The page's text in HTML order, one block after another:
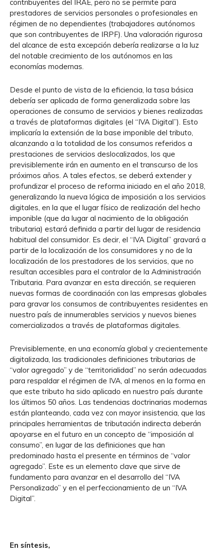
contribuyentes del IRAE, pero no se permite para
prestadores de servicios personales o profesionales en
régimen de no dependientes (trabajadores autónomos
que son contribuyentes de IRPF). Una valoración rigurosa
del alcance de esta excepción debería realizarse a la luz
del notable crecimiento de los autónomos en las
economías modernas.
Desde el punto de vista de la eficiencia, la tasa básica
debería ser aplicada de forma generalizada sobre las
operaciones de consumo de servicios y bienes realizadas
a través de plataformas digitales (el “IVA Digital”). Esto
implicaría la extensión de la base imponible del tributo,
alcanzando a la totalidad de los consumos referidos a
prestaciones de servicios deslocalizados, los que
previsiblemente irán en aumento en el transcurso de los
próximos años. A tales efectos, se deberá extender y
profundizar el proceso de reforma iniciado en el año 2018,
generalizando la nueva lógica de imposición a los servicios
digitales, en la que el lugar físico de realización del hecho
imponible (que da lugar al nacimiento de la obligación
tributaria) estará definida a partir del lugar de residencia
habitual del consumidor. Es decir, el “IVA Digital” gravará a
partir de la localización de los consumidores y no de la
localización de los prestadores de los servicios, que no
resultan accesibles para el contralor de la Administración
Tributaria. Para avanzar en esta dirección, se requieren
nuevas formas de coordinación con las empresas globales
para gravar los consumos de contribuyentes residentes en
nuestro país de innumerables servicios y nuevos bienes
comercializados a través de plataformas digitales.
Previsiblemente, en una economía global y crecientemente
digitalizada, las tradicionales definiciones tributarias de
“valor agregado” y de “territorialidad” no serán adecuadas
para respaldar el régimen de IVA, al menos en la forma en
que este tributo ha sido aplicado en nuestro país durante
los últimos 50 años. Las tendencias doctrinarias modernas
están planteando, cada vez con mayor insistencia, que las
principales herramientas de tributación indirecta deberán
apoyarse en el futuro en un concepto de “imposición al
consumo”, en lugar de las definiciones que han
predominado hasta el presente en términos de “valor
agregado”. Este es un elemento clave que sirve de
fundamento para avanzar en el desarrollo del “IVA
Personalizado” y en el perfeccionamiento de un “IVA
Digital”.
En síntesis,